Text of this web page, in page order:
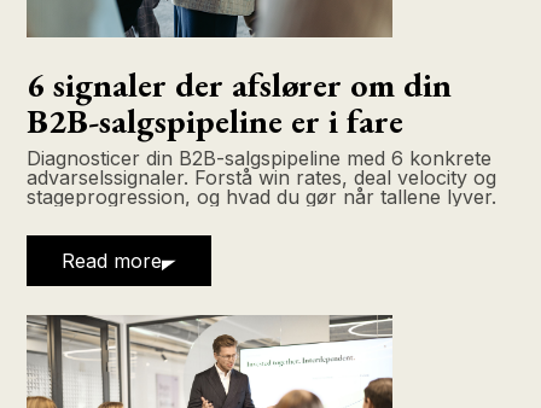
6 signaler der afslører om din
B2B-salgspipeline er i fare
Diagnosticer din B2B-salgspipeline med 6 konkrete
advarselssignaler. Forstå win rates, deal velocity og
stageprogression, og hvad du gør når tallene lyver.
Read more